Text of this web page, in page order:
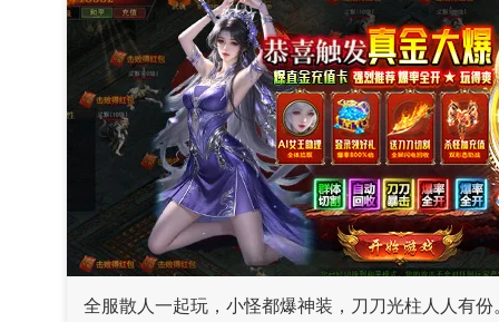
全服散人一起玩，小怪都爆神装，刀刀光柱人人有份